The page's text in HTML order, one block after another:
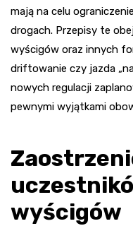
mają na celu
drogach. Przepisy te
wyścigów oraz innych
driftowanie czy jazda
nowych regulacji
pewnymi wyjątkami
wyścigów